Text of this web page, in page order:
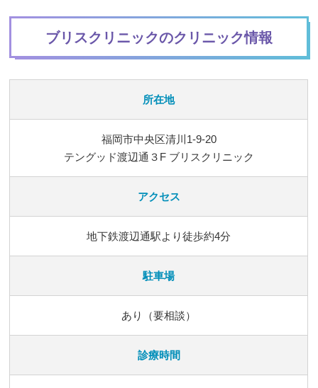
ブリスクリニックのクリニック情報
所在地
福岡市中央区清川1-9-20
テングッド渡辺通３F ブリスクリニック
アクセス
地下鉄渡辺通駅より徒歩約4分
駐車場
あり（要相談）
診療時間